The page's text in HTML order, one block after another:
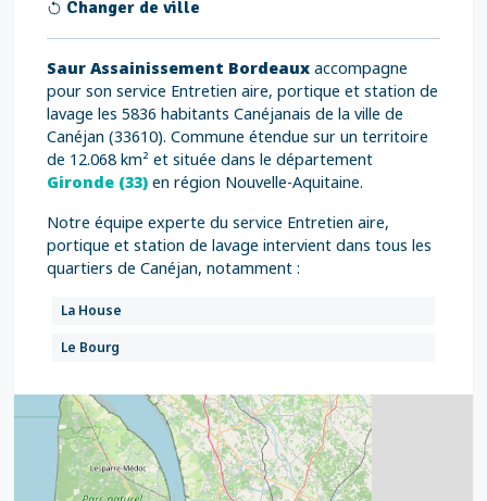
Changer de ville
Saur Assainissement Bordeaux accompagne
pour son service Entretien aire, portique et station de
lavage les 5836 habitants Canéjanais de la ville de
Canéjan (33610). Commune étendue sur un territoire
de 12.068 km² et située dans le département
Gironde (33) en région Nouvelle-Aquitaine.
Notre équipe experte du service Entretien aire,
portique et station de lavage intervient dans tous les
quartiers de Canéjan, notamment :
La House
Le Bourg